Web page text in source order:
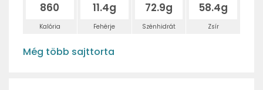
860
Kalória
11.4g
Fehérje
72.9g
Szénhidrát
58.4g
Zsír
Még több sajttorta